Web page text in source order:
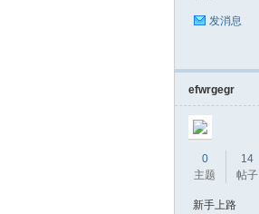
发消息
efwrgegr
0
主题
14
帖子
新手上路